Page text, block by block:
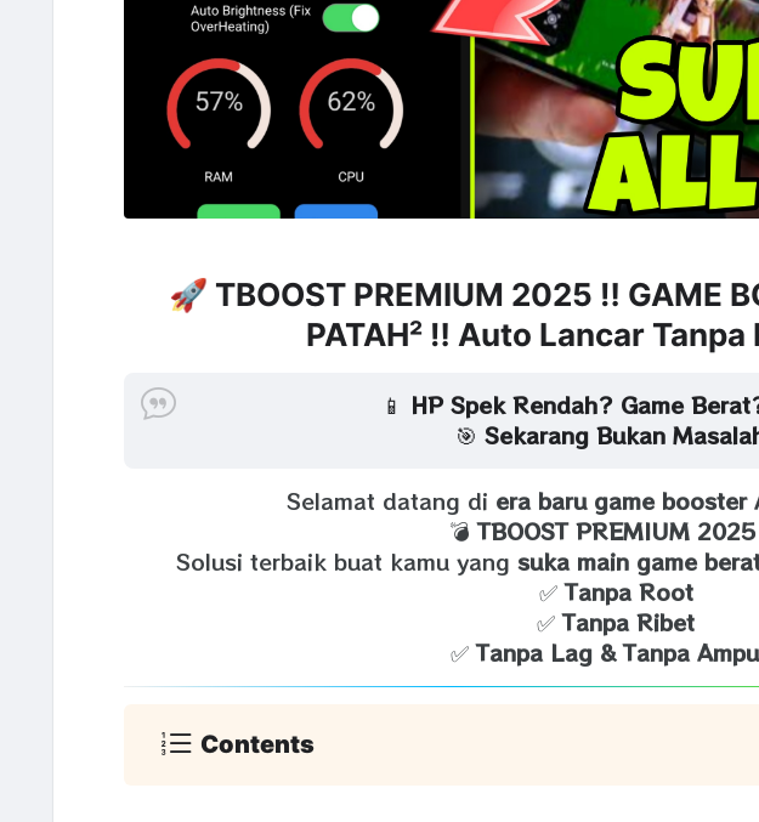
🚀 TBOOST PREMIUM 2025 ‼️ GAME
PATAH² ‼️ Auto Lancar Tanpa
📱 HP Spek Rendah? Game
🎯 Sekarang Bukan
Selamat datang di era baru game booster
💣TBOOST PREMIUM 2025
Solusi terbaik buat kamu yang suka main game
✅Tanpa Root
✅Tanpa Ribet
✅Tanpa Lag & Tanpa
Contents